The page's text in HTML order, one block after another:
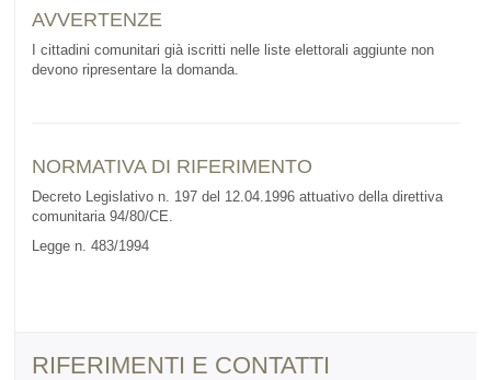
AVVERTENZE
I cittadini comunitari già iscritti nelle liste elettorali aggiunte non
devono ripresentare la domanda.
NORMATIVA DI RIFERIMENTO
Decreto Legislativo n. 197 del 12.04.1996 attuativo della direttiva
comunitaria 94/80/CE.
Legge n. 483/1994
RIFERIMENTI E CONTATTI